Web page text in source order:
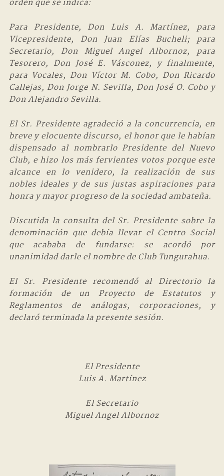
orden que se indica:
Para Presidente, Don Luis A. Martínez, para
Vicepresidente, Don Juan Elías Bucheli; para
Secretario, Don Miguel Angel Albornoz, para
Tesorero, Don José E. Vásconez, y finalmente,
para Vocales, Don Víctor M. Cobo, Don Ricardo
Callejas, Don Jorge N. Sevilla, Don José O. Cobo y
Don Alejandro Sevilla.
El Sr. Presidente agradeció a la concurrencia, en
breve y elocuente discurso, el honor que le habían
dispensado al nombrarlo Presidente del Nuevo
Club, e hizo los más fervientes votos porque este
alcance en lo venidero, la realización de sus
nobles ideales y de sus justas aspiraciones para
honra y mayor progreso de la sociedad ambateña.
Discutida la consulta del Sr. Presidente sobre la
denominación que debía llevar el Centro Social
que acababa de fundarse: se acordó por
unanimidad darle el nombre de Club Tungurahua.
El Sr. Presidente recomendó al Directorio la
formación de un Proyecto de Estatutos y
Reglamentos de análogas, corporaciones, y
declaró terminada la presente sesión.
El Presidente
Luis A. Martínez
El Secretario
Miguel Angel Albornoz